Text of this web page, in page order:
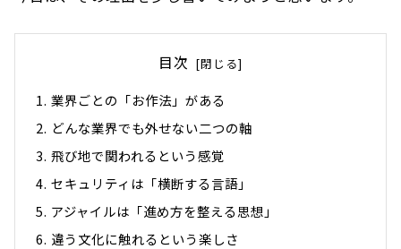
目次
業界ごとの「お作法」がある
どんな業界でも外せない二つの軸
飛び地で関われるという感覚
セキュリティは「横断する言語」
アジャイルは「進め方を整える思想」
違う文化に触れるという楽しさ